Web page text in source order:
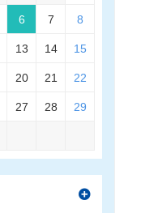
6 7 8
13 14 15
20 21 22
27 28 29